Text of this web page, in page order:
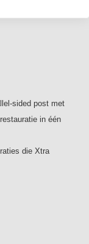
sided post met
in één
die Xtra